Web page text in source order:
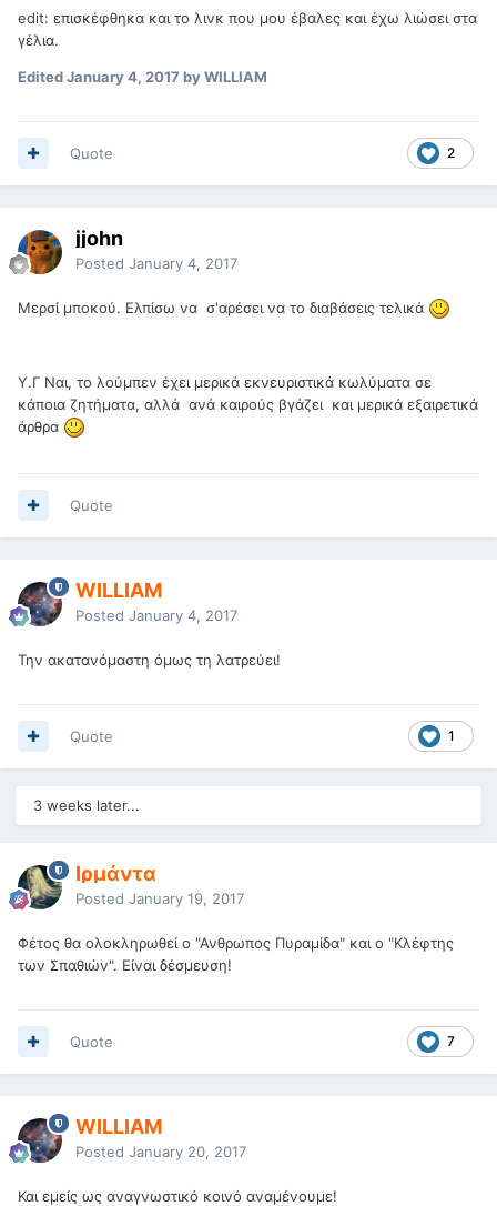
edit: επισκέφθηκα και το λινκ που μου έβαλες και έχω λιώσει στα
γέλια.
EditedJanuary 4, 2017 by WILLIAM
2
Quote
jjohn
Posted January 4, 2017
Μερσί μποκού. Ελπίσω να σ'αρέσει να το διαβάσεις τελικά
Υ.Γ Ναι, το λούμπεν έχει μερικά εκνευριστικά κωλύματα σε
κάποια ζητήματα, αλλά ανά καιρούς βγάζει και μερικά εξαιρετικά
άρθρα
Quote
WILLIAM
Posted January 4, 2017
Την ακατανόμαστη όμως τη λατρεύει!
1
Quote
3 weeks later...
Ιρμάντα
Posted January 19, 2017
Φέτος θα ολοκληρωθεί ο "Ανθρωπος Πυραμίδα" και ο "Κλέφτης
των Σπαθιών". Είναι δέσμευση!
7
Quote
WILLIAM
Posted January 20, 2017
Και εμείς ως αναγνωστικό κοινό αναμένουμε!